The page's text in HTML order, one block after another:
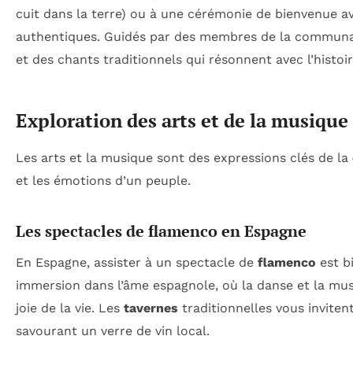
cuit dans la terre) ou à une cérémonie de bienvenue
authentiques. Guidés par des membres de la
et des chants traditionnels qui résonnent avec
Exploration des arts et de la musique
Les arts et la musique sont des expressions clés de la
et les émotions d’un peuple.
Les spectacles de flamenco en Espagne
En Espagne, assister à un spectacle de flamenco est
immersion dans l’âme espagnole, où la danse et la
joie de la vie. Les tavernes traditionnelles vous
savourant un verre de vin local.